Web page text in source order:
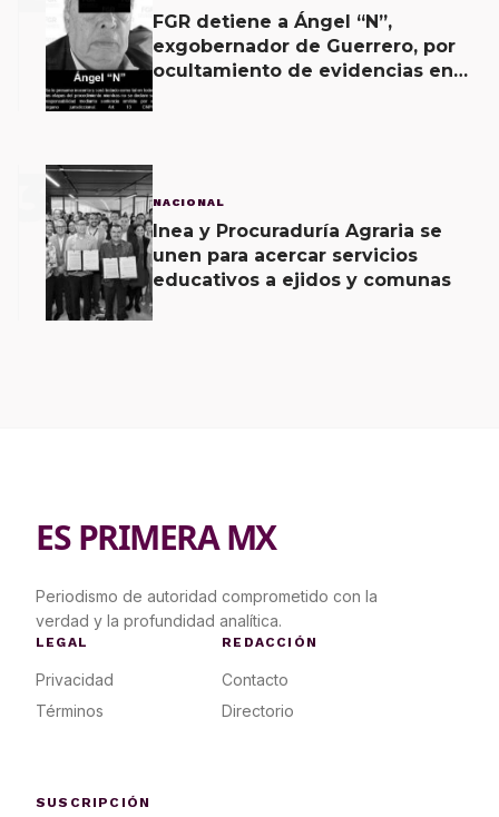
FGR detiene a Ángel “N”,
exgobernador de Guerrero, por
ocultamiento de evidencias en
3 NACIONAL
Inea y Procuraduría Agraria se
unen para acercar servicios
educativos a ejidos y comunas
ES PRIMERA MX
Periodismo de autoridad comprometido con la
verdad y la profundidad analítica.
LEGAL
Privacidad
Términos
REDACCIÓN
Contacto
Directorio
SUSCRIPCIÓN